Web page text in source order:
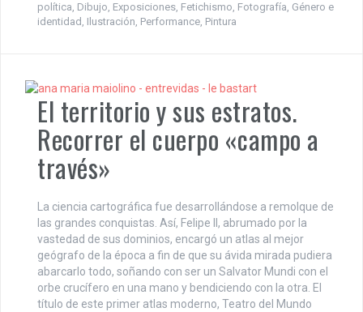
política, Dibujo, Exposiciones, Fetichismo, Fotografía, Género e
identidad , Ilustración, Performance, Pintura
El territorio y sus estratos.
Recorrer el cuerpo «campo a
través»
La ciencia cartográfica fue desarrollándose a remolque de
las grandes conquistas. Así, Felipe II, abrumado por la
vastedad de sus dominios, encargó un atlas al mejor
geógrafo de la época a fin de que su ávida mirada pudiera
abarcarlo todo, soñando con ser un Salvator Mundi con el
orbe crucífero en una mano y bendiciendo con la otra. El
título de este primer atlas moderno, Teatro del Mundo